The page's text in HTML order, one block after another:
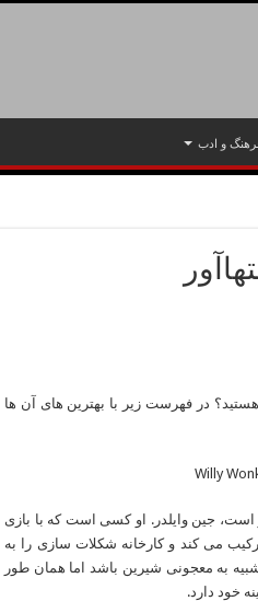
و ادب
در فهرست زیر با بهترین های آن ها
است، جین وایلدر. او کسی است که با بازی
می کند و کارخانه شکلات سازی را به
به معجونی شیرین باشد اما همان طور
خود دارد.